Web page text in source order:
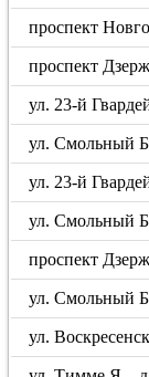
проспект
проспект
ул. 23-й
ул. Смольный
ул. 23-й
ул. Смольный
проспект
ул. Смольный
ул.